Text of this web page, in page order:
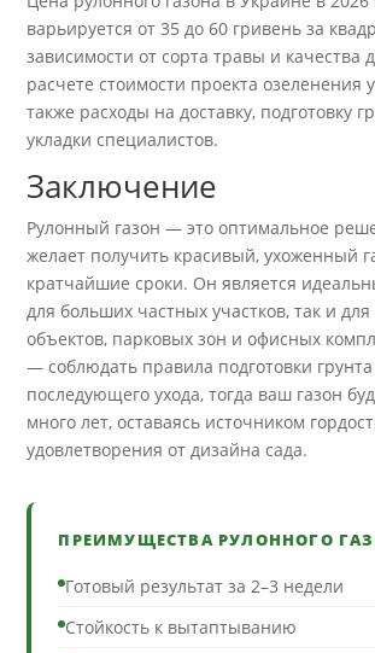
варьируется от 35 до 60 гривень за
зависимости от сорта травы и
расчете стоимости проекта озеленения
также расходы на доставку, подготовку
укладки специалистов.
Заключение
Рулонный газон — это оптимальное
желает получить красивый, ухоженный
кратчайшие сроки. Он является
для больших частных участков, так и
объектов, парковых зон и офисных
— соблюдать правила подготовки
последующего ухода, тогда ваш газон
много лет, оставаясь источником
удовлетворения от дизайна сада.
ПРЕИМУЩЕСТВА РУЛОННОГО
Готовый результат за 2–3 недели
Стойкость к вытаптыванию